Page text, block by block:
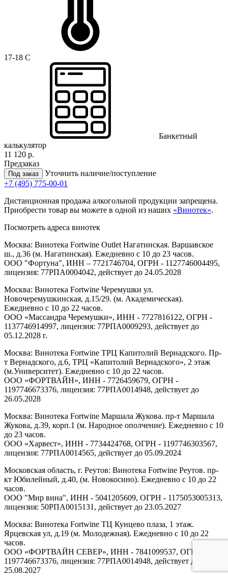
17-18 C
Банкетный
калькулятор
11 120 р.
Предзаказ
Под заказ
Уточнить наличие/поступление
+7 (495) 775-00-01
Дистанционная продажа алкогольной продукции запрещена.
Приобрести товар вы можете в одной из наших «Винотек».
Посмотреть адреса винотек
Москва: Винотека Fortwine Outlet Нагатинская. Варшавское
ш., д.36 (м. Нагатинская). Ежедневно с 10 до 23 часов.
ООО "Фортуна", ИНН – 7721746704, ОГРН - 1127746004495,
лицензия: 77РПА0004042, действует до 24.05.2028
Москва: Винотека Fortwine Черемушки ул.
Новочеремушкинская, д.15/29. (м. Академическая).
Ежедневно с 10 до 22 часов.
ООО «Массандра Черемушки», ИНН - 7727816122, ОГРН -
1137746914997, лицензия: 77РПА0009293, действует до
05.12.2028 г.
Москва: Винотека Fortwine ТРЦ Капитолий Вернадского. Пр-
т Вернадского, д.6, ТРЦ «Капитолий Вернадского», 2 этаж
(м.Университет). Ежедневно с 10 до 22 часов.
ООО «ФОРТВАЙН», ИНН - 7726459679, ОГРН -
1197746673376, лицензия: 77РПА0014948, действует до
26.05.2028
Москва: Винотека Fortwine Маршала Жукова. пр-т Маршала
Жукова, д.39, корп.1 (м. Народное ополчение). Ежедневно с 10
до 23 часов.
ООО «Харвест», ИНН - 7734424768, ОГРН - 1197746303567,
лицензия: 77РПА0014565, действует до 05.09.2024
Московская область, г. Реутов: Винотека Fortwine Реутов. пр-
кт Юбилейный, д.40, (м. Новокосино). Ежедневно с 10 до 22
часов.
ООО "Мир вина", ИНН - 5041205609, ОГРН - 1175053005313,
лицензия: 50РПА0015131, действует до 23.05.2027
Москва: Винотека Fortwine ТЦ Кунцево плаза, 1 этаж.
Ярцевская ул, д.19 (м. Молодежная). Ежедневно с 10 до 22
часов.
ООО «ФОРТВАЙН СЕВЕР», ИНН - 7841099537, ОГРН -
1197746673376, лицензия: 77РПА0014948, действует до
25.08.2027